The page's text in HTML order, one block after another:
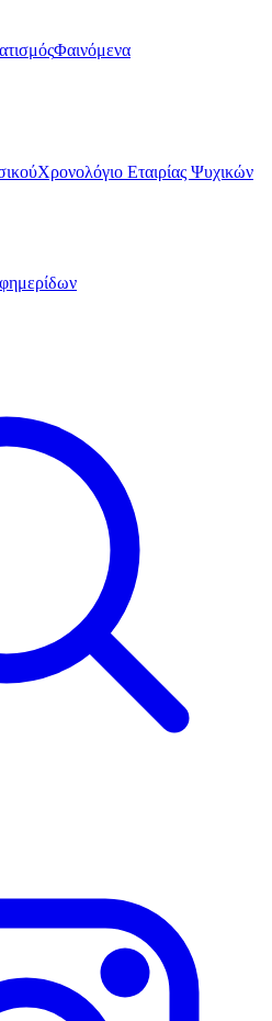
Φαινόμενα
Χρονολόγιο Εταιρίας Ψυχικών